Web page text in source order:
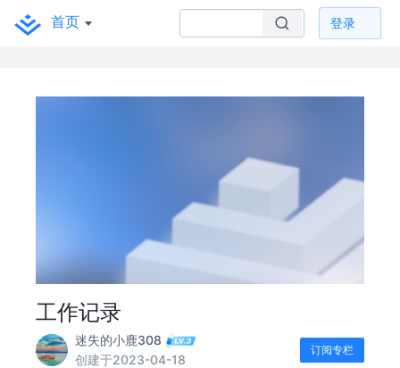
首页 登录
工作记录
迷失的小鹿308
创建于2023-04-18
订阅专栏